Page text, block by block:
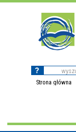
Strona główna